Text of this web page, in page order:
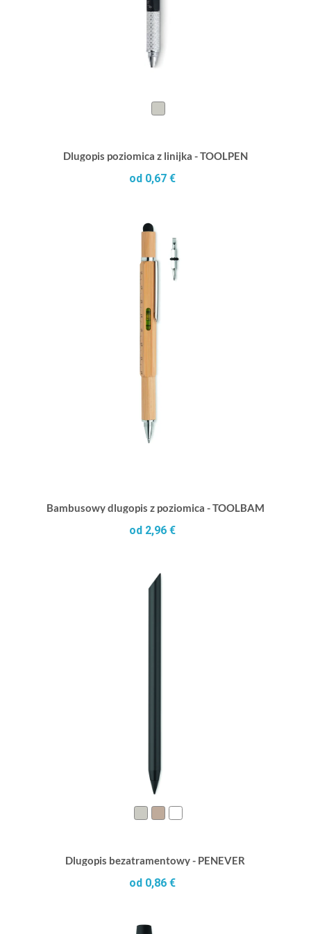
Dlugopis poziomica z linijka - TOOLPEN
od 0,67 €
Bambusowy dlugopis z poziomica - TOOLBAM
od 2,96 €
Dlugopis bezatramentowy - PENEVER
od 0,86 €